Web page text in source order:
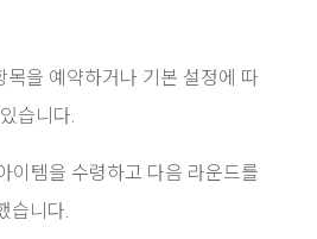
목을 예약하거나 기본 설정에 따
습니다.
이템을 수령하고 다음 라운드를
습니다.